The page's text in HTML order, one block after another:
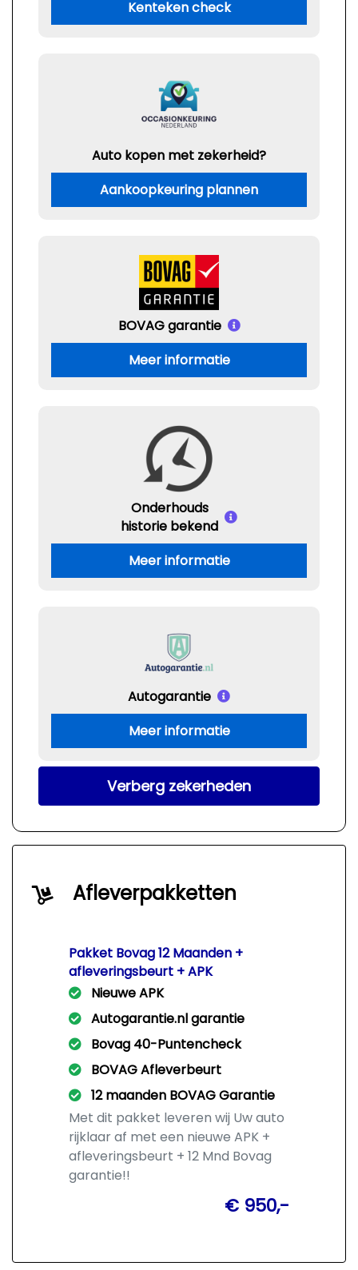
Kenteken check
Auto kopen met zekerheid?
Aankoopkeuring plannen
BOVAG garantie
Meer informatie
Onderhouds
historie bekend
Meer informatie
Autogarantie
Meer informatie
Verberg zekerheden
Afleverpakketten
Pakket Bovag 12 Maanden +
afleveringsbeurt + APK
Nieuwe APK
Autogarantie.nl garantie
Bovag 40-Puntencheck
BOVAG Afleverbeurt
12 maanden BOVAG Garantie
Met dit pakket leveren wij Uw auto
rijklaar af met een nieuwe APK +
afleveringsbeurt + 12 Mnd Bovag
garantie!!
€ 950,-